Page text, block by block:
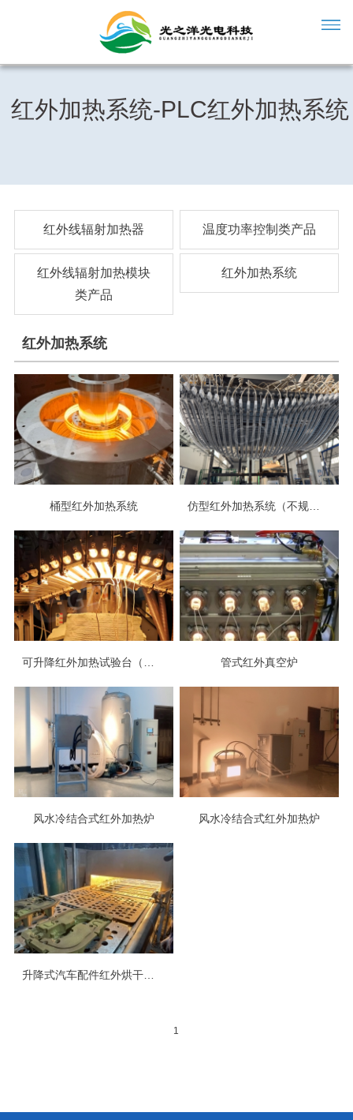
红外加热系统-PLC红外加热系统
红外线辐射加热器 温度功率控制类产品
红外线辐射加热模块
类产品
红外加热系统
红外加热系统
桶型红外加热系统
管式红外真空炉
风水冷结合式红外加热炉 风水冷结合式红外加热炉
升降式汽车配件红外烘干隧道炉
1